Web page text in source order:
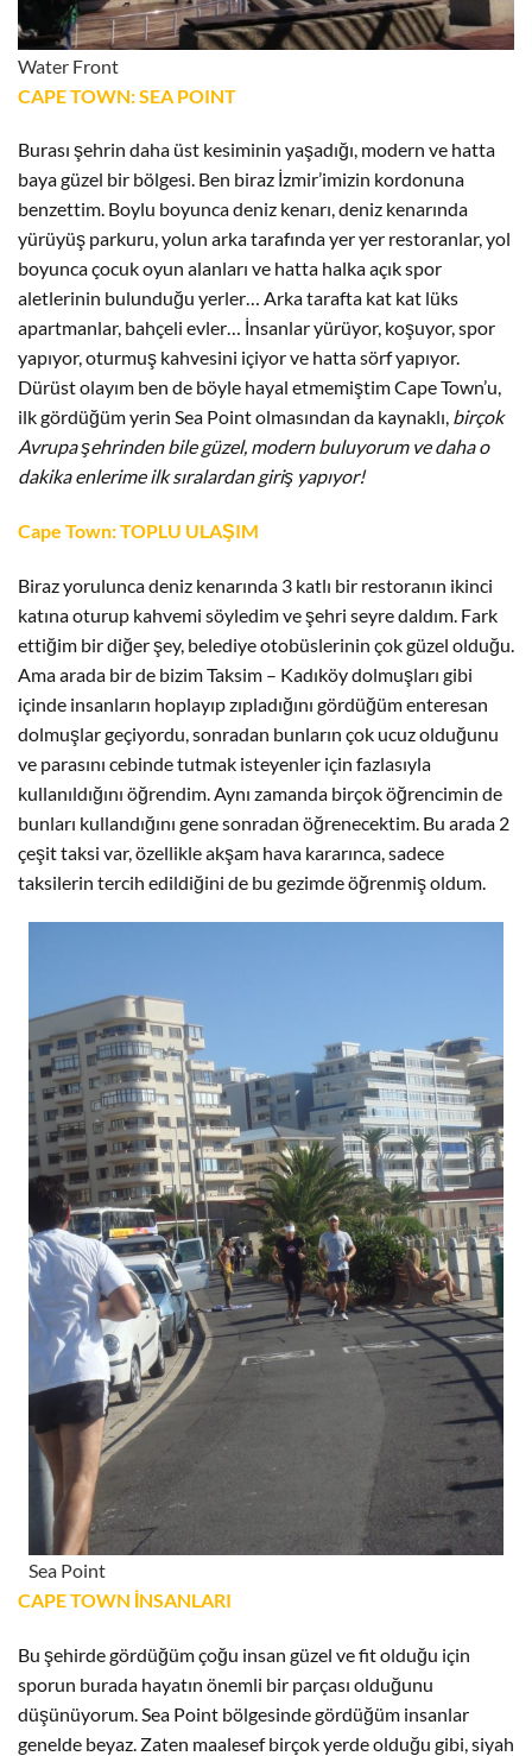
Water Front
CAPE TOWN: SEA POINT
Burası şehrin daha üst kesiminin yaşadığı, modern ve hatta
baya güzel bir bölgesi. Ben biraz İzmir’imizin kordonuna
benzettim. Boylu boyunca deniz kenarı, deniz kenarında
yürüyüş parkuru, yolun arka tarafında yer yer restoranlar, yol
boyunca çocuk oyun alanları ve hatta halka açık spor
aletlerinin bulunduğu yerler… Arka tarafta kat kat lüks
apartmanlar, bahçeli evler… İnsanlar yürüyor, koşuyor, spor
yapıyor, oturmuş kahvesini içiyor ve hatta sörf yapıyor.
Dürüst olayım ben de böyle hayal etmemiştim Cape Town’u,
ilk gördüğüm yerin Sea Point olmasından da kaynaklı, birçok
Avrupa şehrinden bile güzel, modern buluyorum ve daha o
dakika enlerime ilk sıralardan giriş yapıyor!
Cape Town: TOPLU ULAŞIM
Biraz yorulunca deniz kenarında 3 katlı bir restoranın ikinci
katına oturup kahvemi söyledim ve şehri seyre daldım. Fark
ettiğim bir diğer şey, belediye otobüslerinin çok güzel olduğu.
Ama arada bir de bizim Taksim – Kadıköy dolmuşları gibi
içinde insanların hoplayıp zıpladığını gördüğüm enteresan
dolmuşlar geçiyordu, sonradan bunların çok ucuz olduğunu
ve parasını cebinde tutmak isteyenler için fazlasıyla
kullanıldığını öğrendim. Aynı zamanda birçok öğrencimin de
bunları kullandığını gene sonradan öğrenecektim. Bu arada 2
çeşit taksi var, özellikle akşam hava kararınca, sadece
taksilerin tercih edildiğini de bu gezimde öğrenmiş oldum.
Sea Point
CAPE TOWN İNSANLARI
Bu şehirde gördüğüm çoğu insan güzel ve fit olduğu için
sporun burada hayatın önemli bir parçası olduğunu
düşünüyorum. Sea Point bölgesinde gördüğüm insanlar
genelde beyaz. Zaten maalesef birçok yerde olduğu gibi, siyah